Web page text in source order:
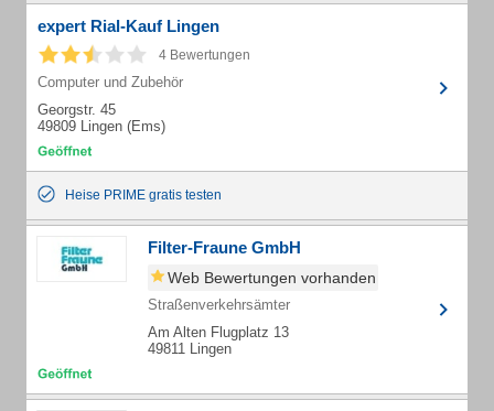
expert Rial-Kauf Lingen
4 Bewertungen
Computer und Zubehör
Georgstr. 45
49809 Lingen (Ems)
Heise PRIME gratis testen
Filter-Fraune GmbH
Web Bewertungen vorhanden
Straßenverkehrsämter
Am Alten Flugplatz 13
49811 Lingen